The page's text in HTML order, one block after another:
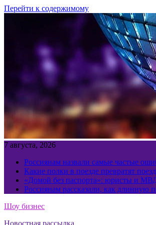
Перейти к содержимому
7 августа, 2026
Россиянам назвали самые частые
Какие полки в поезде превратят
«Домой без паспорта»: юристы и МВД
Россиянам рассказали, как длинную
Шоу бизнес
Новостная рассылка